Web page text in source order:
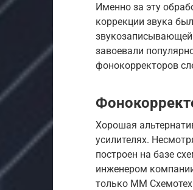
Именно за эту
коррекции звука
звукозаписывающей
завоевали
фонокорректоров
Хорошая
усилителях.
построен на базе
инженером
только ММ